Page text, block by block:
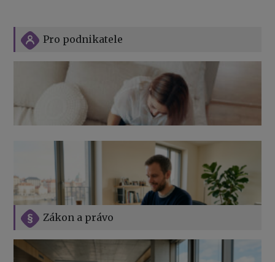
Zákon a právo
Pro podnikatele
Jak na podnikání při rodičovské dovolené